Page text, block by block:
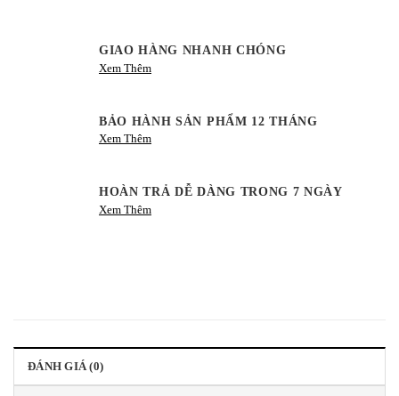
GIAO HÀNG NHANH CHÓNG
Xem Thêm
BẢO HÀNH SẢN PHẨM 12 THÁNG
Xem Thêm
HOÀN TRẢ DỄ DÀNG TRONG 7 NGÀY
Xem Thêm
ĐÁNH GIÁ (0)